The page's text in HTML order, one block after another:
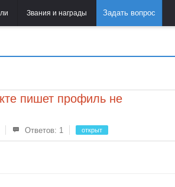
Задать вопрос
Звания и награды
пишет профиль не
Ответов: 1 открыт